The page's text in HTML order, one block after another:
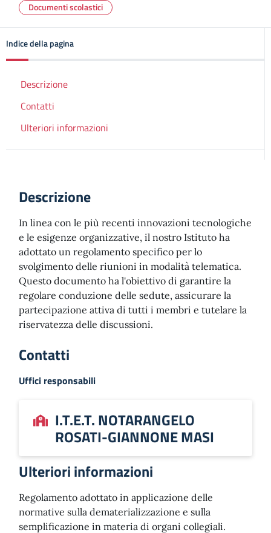
Documenti scolastici
Indice della pagina
Descrizione
Contatti
Ulteriori informazioni
Descrizione
In linea con le più recenti innovazioni tecnologiche
e le esigenze organizzative, il nostro Istituto ha
adottato un regolamento specifico per lo
svolgimento delle riunioni in modalità telematica.
Questo documento ha l'obiettivo di garantire la
regolare conduzione delle sedute, assicurare la
partecipazione attiva di tutti i membri e tutelare la
riservatezza delle discussioni.
Contatti
Uffici responsabili
I.T.E.T. NOTARANGELO
ROSATI-GIANNONE MASI
Ulteriori informazioni
Regolamento adottato in applicazione delle
normative sulla dematerializzazione e sulla
semplificazione in materia di organi collegiali.